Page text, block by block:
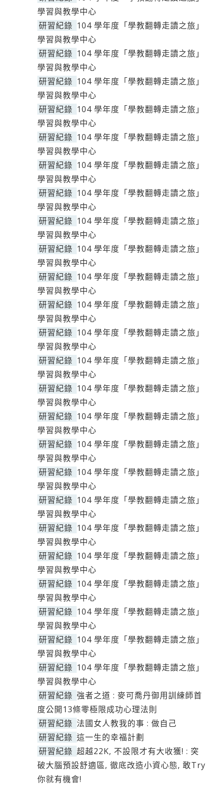
學習與教學中心
研習紀錄 104 學年度「學教翻轉走讀之旅」
學習與教學中心
研習紀錄 104 學年度「學教翻轉走讀之旅」
學習與教學中心
研習紀錄 104 學年度「學教翻轉走讀之旅」
學習與教學中心
研習紀錄 104 學年度「學教翻轉走讀之旅」
學習與教學中心
研習紀錄 104 學年度「學教翻轉走讀之旅」
學習與教學中心
研習紀錄 104 學年度「學教翻轉走讀之旅」
學習與教學中心
研習紀錄 104 學年度「學教翻轉走讀之旅」
學習與教學中心
研習紀錄 104 學年度「學教翻轉走讀之旅」
學習與教學中心
研習紀錄 104 學年度「學教翻轉走讀之旅」
學習與教學中心
研習紀錄 104 學年度「學教翻轉走讀之旅」
學習與教學中心
研習紀錄 104 學年度「學教翻轉走讀之旅」
學習與教學中心
研習紀錄 104 學年度「學教翻轉走讀之旅」
學習與教學中心
研習紀錄 104 學年度「學教翻轉走讀之旅」
學習與教學中心
研習紀錄 104 學年度「學教翻轉走讀之旅」
學習與教學中心
研習紀錄 104 學年度「學教翻轉走讀之旅」
學習與教學中心
研習紀錄 104 學年度「學教翻轉走讀之旅」
學習與教學中心
研習紀錄 104 學年度「學教翻轉走讀之旅」
學習與教學中心
研習紀錄 104 學年度「學教翻轉走讀之旅」
學習與教學中心
研習紀錄 104 學年度「學教翻轉走讀之旅」
學習與教學中心
研習紀錄 104 學年度「學教翻轉走讀之旅」
學習與教學中心
研習紀錄 104 學年度「學教翻轉走讀之旅」
學習與教學中心
研習紀錄 104 學年度「學教翻轉走讀之旅」
學習與教學中心
研習紀錄 104 學年度「學教翻轉走讀之旅」
學習與教學中心
研習紀錄 104 學年度「學教翻轉走讀之旅」
學習與教學中心
研習紀錄 強者之道 : 麥可喬丹御用訓練師首
度公開13條零極限成功心理法則
研習紀錄 法國女人教我的事 : 做自己
研習紀錄 這一生的幸福計劃
研習紀錄 超越22K, 不設限才有大收獲! : 突
破大腦預設舒適區, 徹底改造小資心態, 敢Try
你就有機會!